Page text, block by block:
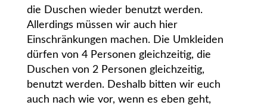
die Duschen wieder benutzt werden.
Allerdings müssen wir auch hier
Einschränkungen machen. Die Umkleiden
dürfen von 4 Personen gleichzeitig, die
Duschen von 2 Personen gleichzeitig,
benutzt werden. Deshalb bitten wir euch
auch nach wie vor, wenn es eben geht,